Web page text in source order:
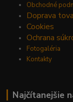
Obchodné
Doprava
Cookies
Ochrana
Fotogaléria
Kontakty
Najčítanejšie